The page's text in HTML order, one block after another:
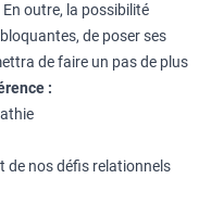
outre, la possibilité
de poser ses
de faire un pas de plus
:
de nos défis relationnels